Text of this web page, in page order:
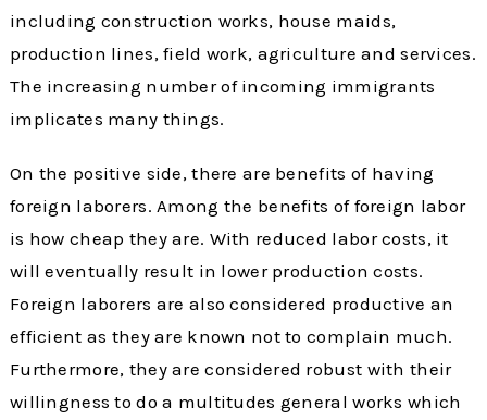
including construction works, house maids,
production lines, field work, agriculture and services.
The increasing number of incoming immigrants
implicates many things.
On the positive side, there are benefits of having
foreign laborers. Among the benefits of foreign labor
is how cheap they are. With reduced labor costs, it
will eventually result in lower production costs.
Foreign laborers are also considered productive an
efficient as they are known not to complain much.
Furthermore, they are considered robust with their
willingness to do a multitudes general works which